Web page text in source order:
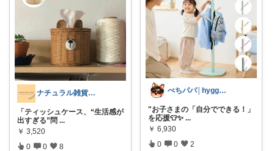
ナチュラル雑貨とカフェ空間 ☕️
「ティッシュケース、“生活感が
出すぎる”問 ...
￥ 3,520
0 0 8
ぺちパパ│hyggeな心意気を大切に🌿
"お子さまの「自分でできる！」
を応援👕✨ ...
￥ 6,930
0 0 2